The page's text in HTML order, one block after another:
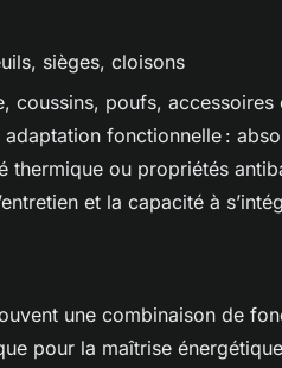
sièges, cloisons
coussins, poufs, accessoires
fonctionnelle :
ou propriétés
et la capacité à
une combinaison de
pour la maîtrise